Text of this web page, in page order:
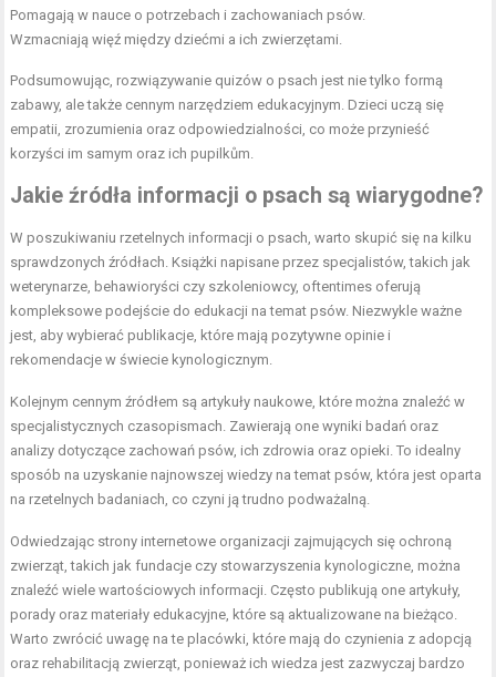
Pomagają w nauce o potrzebach i zachowaniach psów.
Wzmacniają więź między dziećmi a ich zwierzętami.
Podsumowując, rozwiązywanie quizów o psach jest nie tylko formą
zabawy, ale także cennym narzędziem edukacyjnym. Dzieci uczą się
empatii, zrozumienia oraz odpowiedzialności, co może przynieść
korzyści im samym oraz ich pupilkům.
Jakie źródła informacji o psach są wiarygodne?
W poszukiwaniu rzetelnych informacji o psach, warto skupić się na kilku
sprawdzonych źródłach. Książki napisane przez specjalistów, takich jak
weterynarze, behawioryści czy szkoleniowcy, oftentimes oferują
kompleksowe podejście do edukacji na temat psów. Niezwykle ważne
jest, aby wybierać publikacje, które mają pozytywne opinie i
rekomendacje w świecie kynologicznym.
Kolejnym cennym źródłem są artykuły naukowe, które można znaleźć w
specjalistycznych czasopismach. Zawierają one wyniki badań oraz
analizy dotyczące zachowań psów, ich zdrowia oraz opieki. To idealny
sposób na uzyskanie najnowszej wiedzy na temat psów, która jest oparta
na rzetelnych badaniach, co czyni ją trudno podważalną.
Odwiedzając strony internetowe organizacji zajmujących się ochroną
zwierząt, takich jak fundacje czy stowarzyszenia kynologiczne, można
znaleźć wiele wartościowych informacji. Często publikują one artykuły,
porady oraz materiały edukacyjne, które są aktualizowane na bieżąco.
Warto zwrócić uwagę na te placówki, które mają do czynienia z adopcją
oraz rehabilitacją zwierząt, ponieważ ich wiedza jest zazwyczaj bardzo